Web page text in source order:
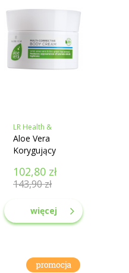
LR Health &
Beauty
Aloe Vera
Korygujący
102,80 zł
143,90zł
więcej